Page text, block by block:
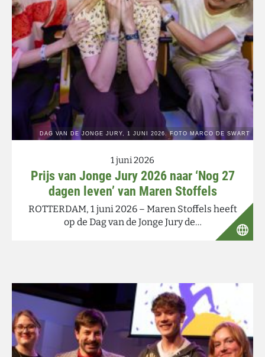
1 juni 2026
Prijs van Jonge Jury 2026 naar ‘Nog 27
dagen leven’ van Maren Stoffels
ROTTERDAM, 1 juni 2026 – Maren Stoffels heeft
op de Dag van de Jonge Jury de…